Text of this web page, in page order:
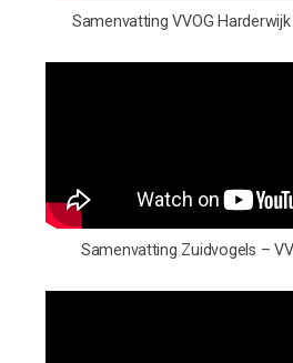
Samenvatting VVOG
Samenvatting Zuidvogels –